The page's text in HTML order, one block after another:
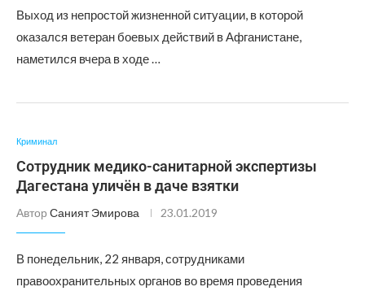
Выход из непростой жизненной ситуации, в которой
оказался ветеран боевых действий в Афганистане,
наметился вчера в ходе …
Криминал
Сотрудник медико-санитарной экспертизы
Дагестана уличён в даче взятки
Автор Саният Эмирова 23.01.2019
В понедельник, 22 января, сотрудниками
правоохранительных органов во время проведения